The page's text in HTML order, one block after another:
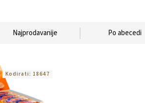
Najprodavanije Po abecedi
Kodirati: 18647